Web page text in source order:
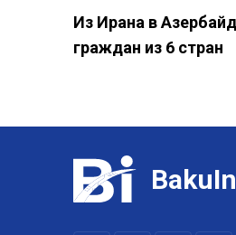
Из Ирана в
граждан из 6 стран